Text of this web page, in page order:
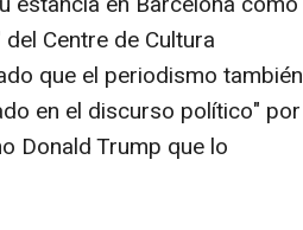
Centre de Cultura
que el periodismo también
en el discurso político" por
Donald Trump que lo